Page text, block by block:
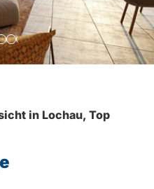
in Lochau, Top